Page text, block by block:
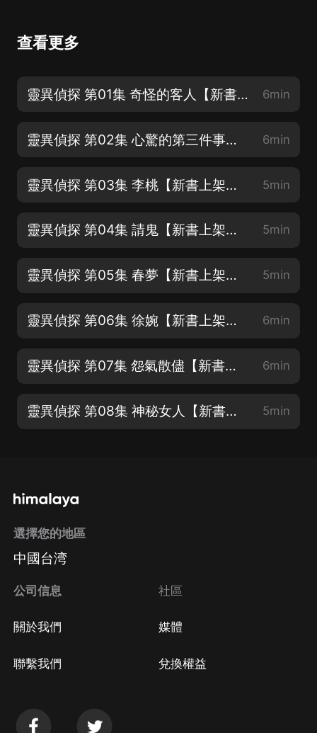
查看更多
靈異偵探 第01集 奇怪的客人【新書上架，歡迎訂閱好評!】 6min
靈異偵探 第02集 心驚的第三件事【新書上架，歡迎訂閱好評!】 6min
靈異偵探 第03集 李桃【新書上架，歡迎訂閱好評!】 5min
靈異偵探 第04集 請鬼【新書上架，歡迎訂閱好評!】 5min
靈異偵探 第05集 春夢【新書上架，歡迎訂閱好評!】 5min
靈異偵探 第06集 徐婉【新書上架，歡迎訂閱好評!】 6min
靈異偵探 第07集 怨氣散儘【新書上架，歡迎訂閱好評!】 6min
靈異偵探 第08集 神秘女人【新書上架，歡迎訂閱好評!】 5min
選擇您的地區
中國台湾
公司信息
關於我們
聯繫我們
社區
媒體
兌換權益